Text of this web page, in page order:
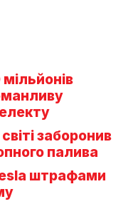
заборонив
палива
штрафами